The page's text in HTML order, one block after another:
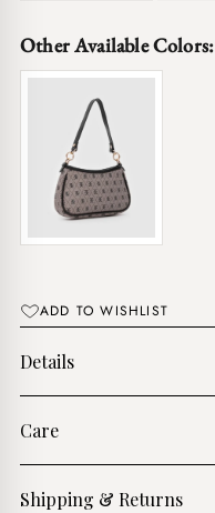
Beige
Other Available Colors:
ADD TO WISHLIST
Details
Care
Shipping & Returns